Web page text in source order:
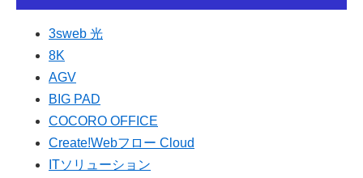
3sweb 光
8K
AGV
BIG PAD
COCORO OFFICE
Create!Webフロー Cloud
ITソリューション